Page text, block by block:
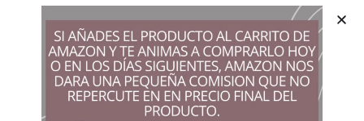
Comprar los productos más vendidos en tiendas online
Zócalo Intel LGA 1700: Compatible con los procesadores Intel
de 13.a y 12.a generación Conectividad rápida: PCIe 5.0, tres
ranuras M.2 PCIe 4.0, Ethernet Realtek de 2,5 Gb, USB 3.2